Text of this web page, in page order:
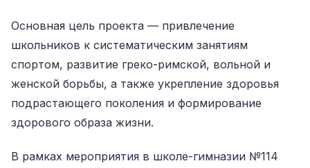
Основная цель проекта — привлечение
школьников к систематическим занятиям
спортом, развитие греко-римской, вольной и
женской борьбы, а также укрепление здоровья
подрастающего поколения и формирование
здорового образа жизни.
В рамках мероприятия в школе-гимназии №114